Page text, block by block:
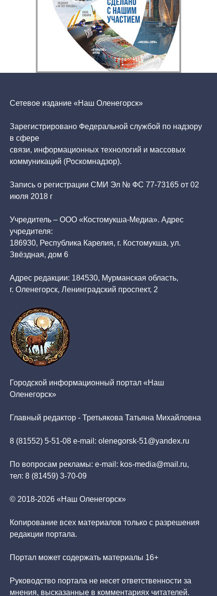
Сетевое издание «Наш Оленегорск»
Зарегистрировано Федеральной службой по надзору
в сфере
связи, информационных технологий и массовых
коммуникаций (Роскомнадзор).
Запись о регистрации СМИ Эл № ФС 77-73165 от 02
июля 2018 г
Учредитель – ООО «Костомукша-Медиа». Адрес
учредителя:
186930, Республика Карелия, г. Костомукша, ул.
Звёздная, дом 6
Адрес редакции: 184530, Мурманская область,
г. Оленегорск, Ленинградский проспект, 2
Городской информационный портал «Наш
Оленегорск»
Главный редактор - Третьякова Татьяна Михайловна
8 (81552) 5-51-08 e-mail: olenegorsk-51@yandex.ru
По вопросам рекламы: e-mail: kos-media@mail.ru,
тел: 8 (81459) 3-70-09
© 2018-2026 «Наш Оленегорск»
Копирование всех материалов только с разрешения
редакции портала.
Портал может содержать материалы 16+
Руководство портала не несет ответственности за
мнения, высказанные в комментариях читателей.